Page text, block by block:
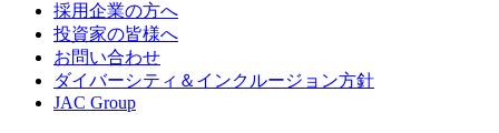
採用企業の方へ
投資家の皆様へ
お問い合わせ
ダイバーシティ＆インクルージョン方針
JAC Group